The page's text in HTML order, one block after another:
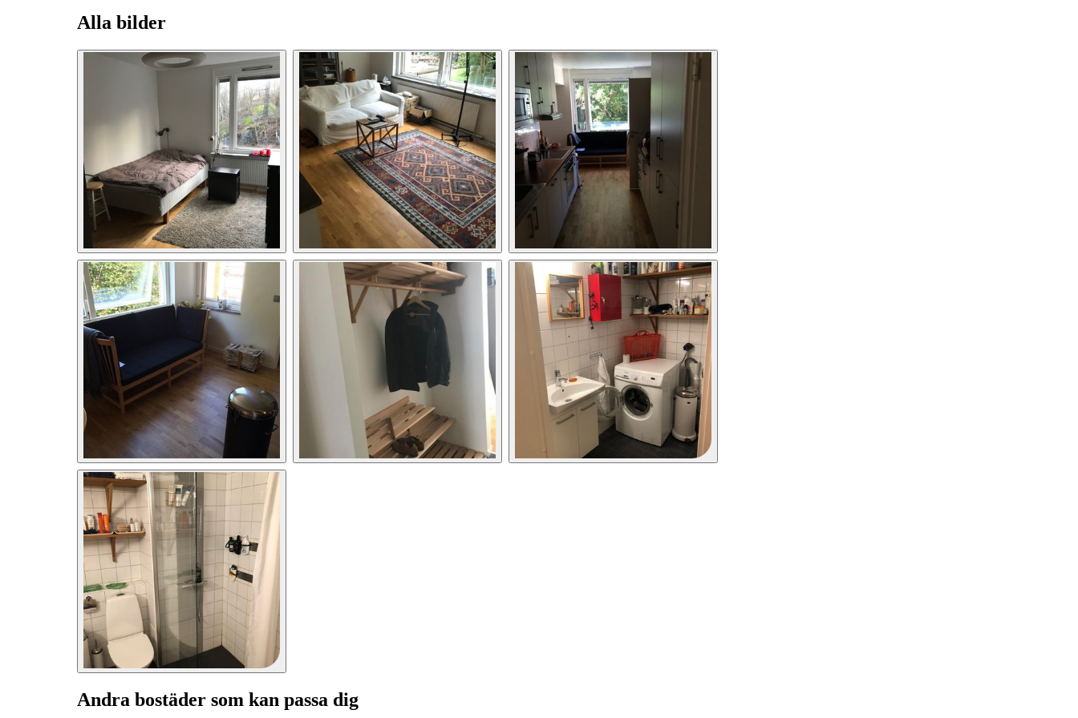
Alla bilder
Andra bostäder som kan passa dig